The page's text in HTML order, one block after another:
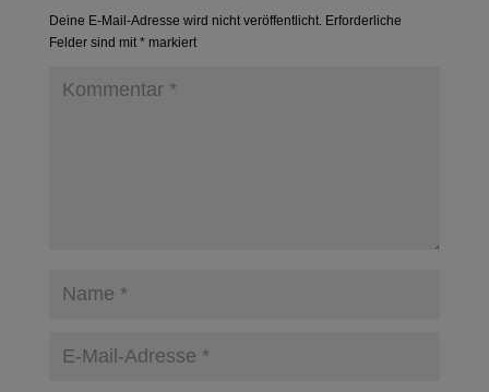
Deine E-Mail-Adresse wird nicht veröffentlicht. Erforderliche
Felder sind mit*markiert